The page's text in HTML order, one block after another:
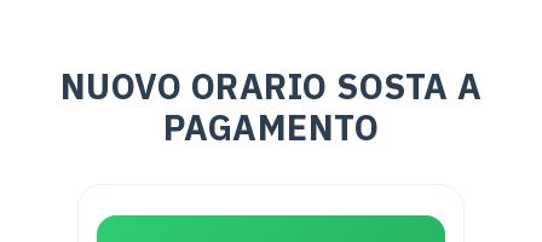
NUOVO ORARIO SOSTA A
PAGAMENTO